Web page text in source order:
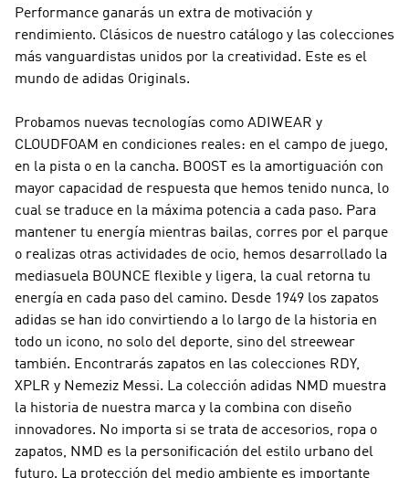
Performance ganarás un extra de motivación y
rendimiento. Clásicos de nuestro catálogo y las colecciones
más vanguardistas unidos por la creatividad. Este es el
mundo de adidas Originals.
Probamos nuevas tecnologías como ADIWEAR y
CLOUDFOAM en condiciones reales: en el campo de juego,
en la pista o en la cancha. BOOST es la amortiguación con
mayor capacidad de respuesta que hemos tenido nunca, lo
cual se traduce en la máxima potencia a cada paso. Para
mantener tu energía mientras bailas, corres por el parque
o realizas otras actividades de ocio, hemos desarrollado la
mediasuela BOUNCE flexible y ligera, la cual retorna tu
energía en cada paso del camino. Desde 1949 los zapatos
adidas se han ido convirtiendo a lo largo de la historia en
todo un icono, no solo del deporte, sino del streewear
también. Encontrarás zapatos en las colecciones RDY,
XPLR y Nemeziz Messi. La colección adidas NMD muestra
la historia de nuestra marca y la combina con diseño
innovadores. No importa si se trata de accesorios, ropa o
zapatos, NMD es la personificación del estilo urbano del
futuro. La protección del medio ambiente es importante